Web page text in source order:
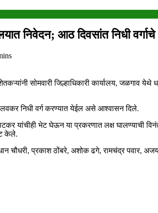
निवेदन; आठ दिवसांत निधी
सोमवारी जिल्हाधिकारी कार्यालय, जळगाव
लवकर निधी वर्ग करण्यात येईल असे आश्वासन दिले.
यांचीही भेट घेऊन या प्रकरणात लक्ष घालण्याची
केले.
चौधरी, प्रकाश ठोंबरे, अशोक ढगे, रामचंद्र पवार,